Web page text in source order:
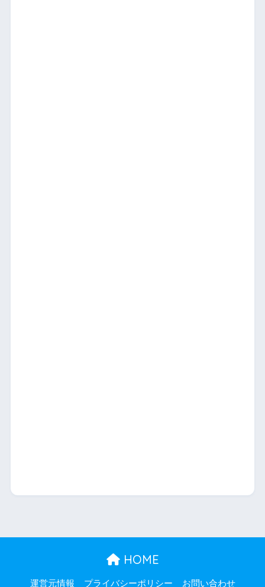
HOME
運営元情報 プライバシーポリシー お問い合わせ